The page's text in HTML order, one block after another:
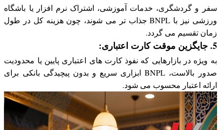
سفر و گردشگری، خدمات آموزشی، اشتراک نرم افزار یا باشگاه
ورزشی نیز با BNPL جذاب تر می شوند، چون هزینه کل در طول
زمان تقسیم می گردد.
5. جایگزین موقت کارت اعتباری:
به ویژه در بازارهایی که نفوذ کارت های اعتباری پایین یا محدودیت
صدور بالاست، BNPL ابزاری سریع و بدون پیچیدگی بانکی برای
ارائه اعتبار محسوب می شود.